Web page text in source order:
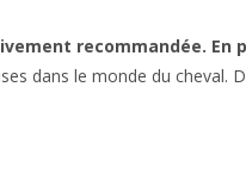
recommandée. En
dans le monde du cheval.